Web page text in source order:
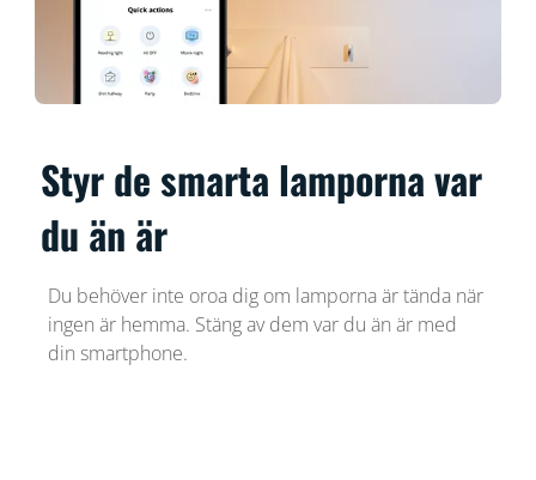
Styr de smarta lamporna var
du än är
Du behöver inte oroa dig om lamporna är tända när
ingen är hemma. Stäng av dem var du än är med
din smartphone.